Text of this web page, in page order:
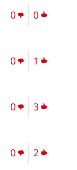
0
0
1
0
3
0
2
0